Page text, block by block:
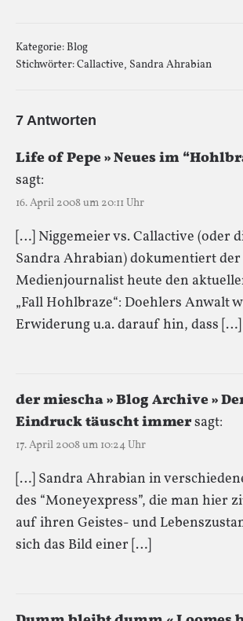
Kategorie:Blog
Stichwörter:Callactive, Sandra Ahrabian
7 Antworten
Life of Pepe » Neues im
sagt:
16. April 2008 um 20:11 Uhr
[…] Niggemeier vs. Callactive (oder
Sandra Ahrabian) dokumentiert der
Medienjournalist heute den
„Fall Hohlbraze“: Doehlers Anwalt
Erwiderung u.a. darauf hin, dass […]
der miescha » Blog Archive »
Eindruck täuscht immersagt:
17. April 2008 um 10:24 Uhr
[…] Sandra Ahrabian in
des “Moneyexpress”, die man hier
auf ihren Geistes- und
sich das Bild einer […]